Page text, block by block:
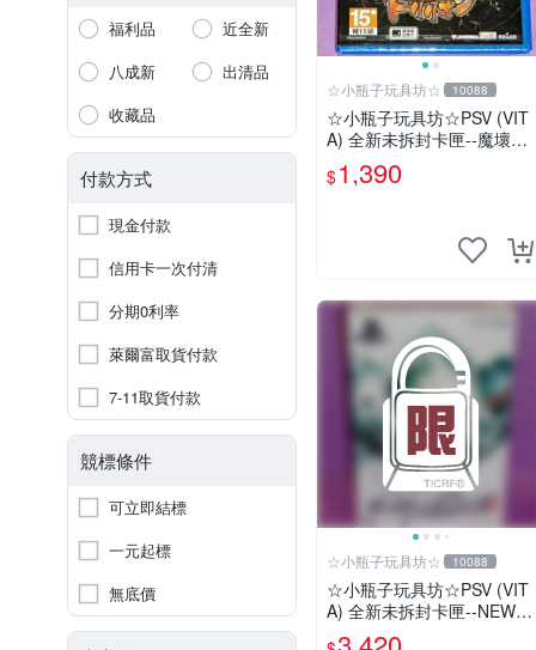
福利品
近全新
八成新
出清品
收藏品
付款方式
現金付款
信用卡一次付清
分期0利率
萊爾富取貨付款
7-11取貨付款
競標條件
可立即結標
一元起標
無底價
☆小瓶子玩具坊☆ 10088
☆小瓶子玩具坊☆PSV (VIT
A) 全新未拆封卡匣--魔壞神
兆力翁 (亞版日文版)
$1,390
☆小瓶子玩具坊☆ 10088
☆小瓶子玩具坊☆PSV (VIT
A) 全新未拆封卡匣--NEW
槍彈辯駁 V3 大家的自相殘